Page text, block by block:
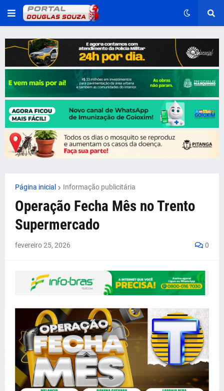
Página inicial Informação publicitária
Operação Fecha Mês no Trento
Supermercado
fevereiro 25, 2026 0